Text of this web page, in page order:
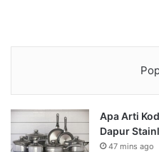
Apa Arti
Dapur
47 mins ago